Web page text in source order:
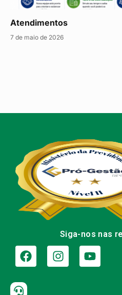
Atendimentos
7 de maio de 2026
Siga-nos nas